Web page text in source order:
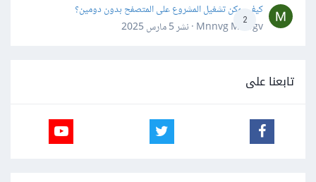
2
كيف يمكن تشغيل المشروع على المتصفح بدون دومين؟
Mnnvg Mnbgv · نشر
5 مارس 2025
تابعنا على